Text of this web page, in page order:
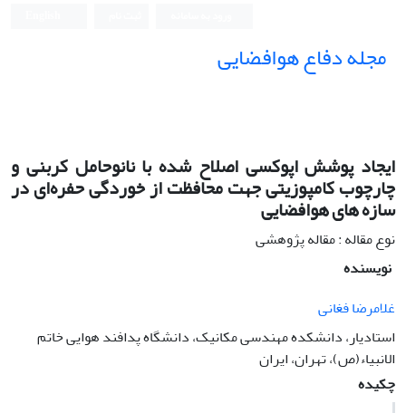
مجله دفاع هوافضایی
ایجاد پوشش اپوکسی اصلاح شده با نانوحامل کربنی و
چارچوب کامپوزیتی جهت محافظت از خوردگی حفره‌ای در
سازه های هوافضایی
نوع مقاله : مقاله پژوهشی
نویسنده
غلامرضا فغانی
استادیار، دانشکده مهندسی مکانیک، دانشگاه پدافند هوایی خاتم
الانبیاء(ص)، تهران، ایران
چکیده